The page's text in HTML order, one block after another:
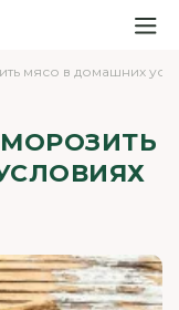
мясо в домашних